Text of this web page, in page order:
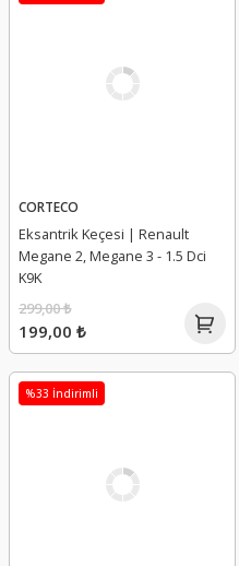
CORTECO
Eksantrik Keçesi | Renault
Megane 2, Megane 3 - 1.5 Dci
K9K
199,00 ₺
299,00 ₺
%33 İndirimli